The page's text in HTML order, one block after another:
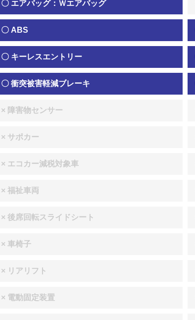
〇 エアバッグ：Ｗエアバッグ
〇 ABS
〇 キーレスエントリー
〇 衝突被害軽減ブレーキ
× 障害物センサー
× サポカー
× エコカー減税対象車
× 福祉車両
× 後席回転スライドシート
× 車椅子
× リアリフト
× 電動固定装置